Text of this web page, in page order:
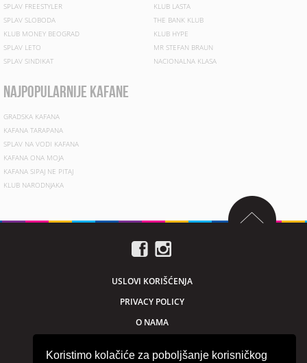
Koristimo kolačiće za poboljšanje korisničkog
SPLAV FREESTYLER
SPLAV SLOBODA
KLUB MONEY BEOGRAD
SPLAV LETO
SPLAV SINDIKAT
KLUB LASTA
THE BANK KLUB
KLUB HYPE
MR STEFAN BRAUN
NACIONALNA KLASA
najpopularnije kafane
GRADSKA KAFANA
KAFANA TARAPANA
SPLAV NA VODI KAFANA
KAFANA ONA MOJA
KAFANA SIPAJ NE PITAJ
KLUB NARODNJAKA
USLOVI KORIŠĆENJA
PRIVACY POLICY
O NAMA